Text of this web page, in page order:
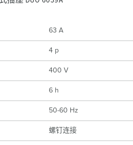
63 A
4 p
400 V
6 h
50-60 Hz
螺钉连接